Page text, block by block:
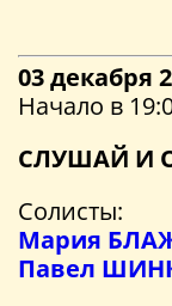
03 декабря
Начало в
СЛУШАЙ И
Солисты:
Мария
Павел